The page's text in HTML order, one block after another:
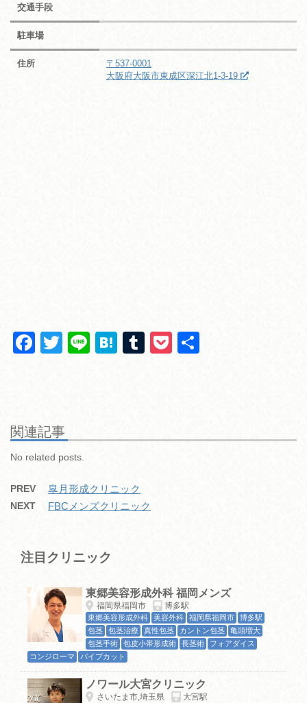
交通手段
駐車場
住所
〒537-0001
大阪府大阪市東成区深江北1-3-19
F
b
o
k
T
Li
H
T
P
関連記事
No related posts.
PREV 皐月形成クリニック
NEXT FBCメンズクリニック
注目クリニック
東郷美容形成外科 福岡メンズ
福岡県福岡市 博多駅
東郷美容形成外科 美容外科 福岡県福岡市
博多駅
包茎
包茎治療 真性包茎 カントン包茎
亀頭増大
包茎手術
包皮小帯形成術 長茎術
フォアダイス
コンジローマ
パイプカット
ノワール大宮クリニック
さいたま市,埼玉県 大宮駅